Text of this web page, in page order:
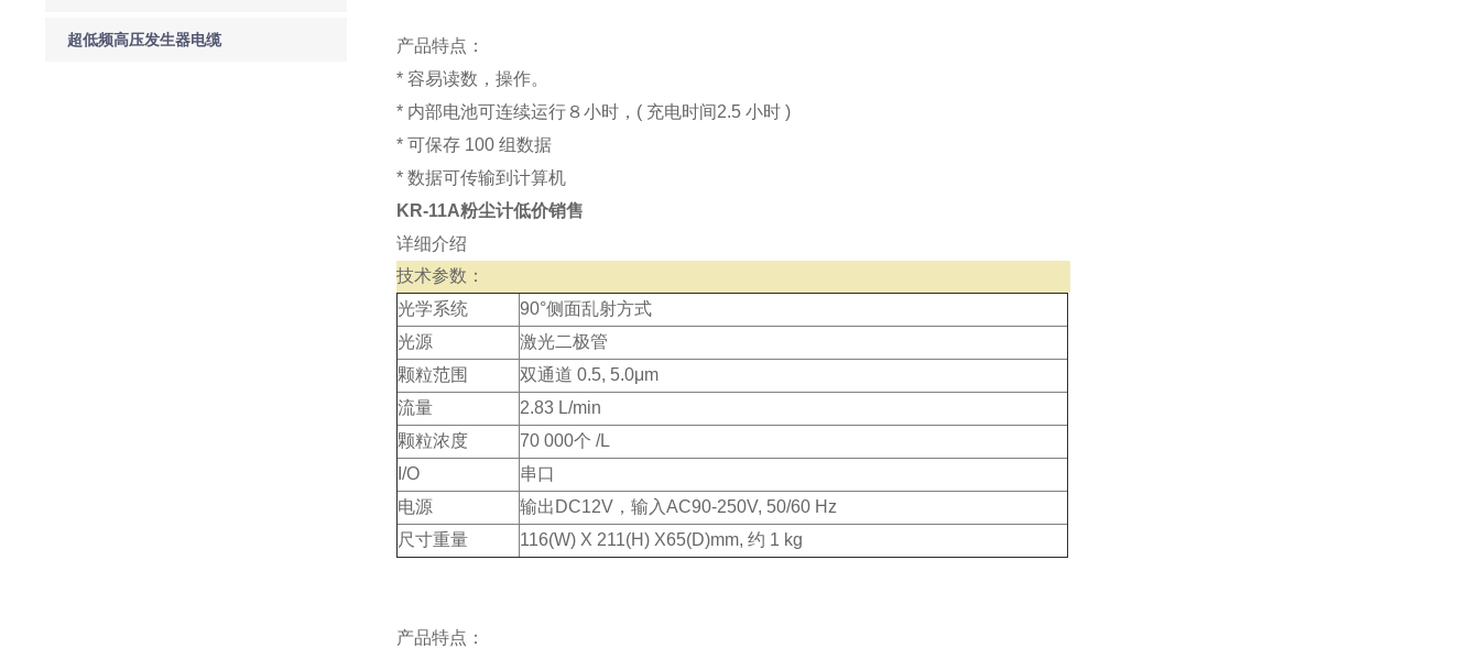
台 避雷器试验台
220高压验电器
超低频高压发生器电缆
产品特点：
* 容易读数，操作。
* 内部电池可连续运行８小时，( 充电时间2.5 小时 )
* 可保存 100 组数据
* 数据可传输到计算机
KR-11A粉尘计低价销售
详细介绍
技术参数：
光学系统
90°侧面乱射方式
光源
激光二极管
颗粒范围
双通道 0.5, 5.0μm
流量
2.83 L/min
颗粒浓度
70 000个 /L
I/O
串口
电源
输出DC12V，输入AC90-250V, 50/60 Hz
尺寸重量
116(W) X 211(H) X65(D)mm, 约 1 kg
产品特点：